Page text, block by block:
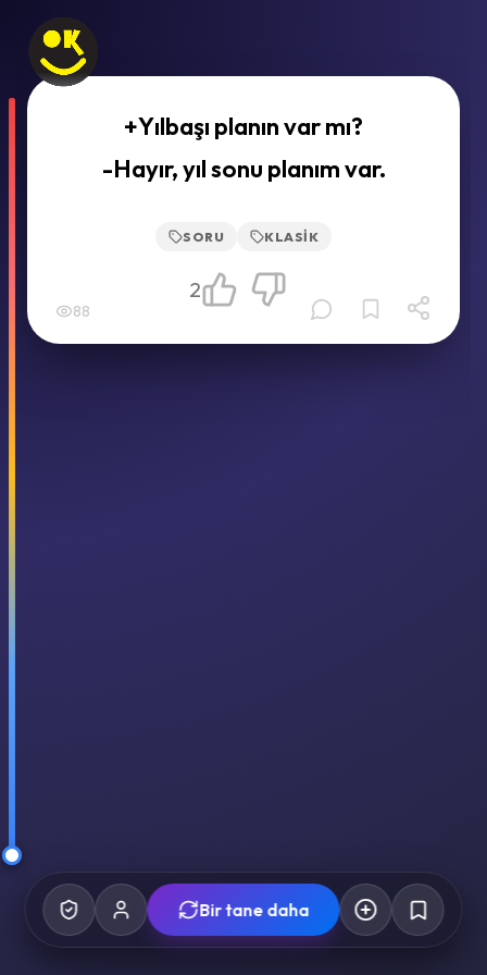
+Yılbaşı planın var mı?
-Hayır, yıl sonu planım var.
SORU KLASIK
88
2
Bir tane daha